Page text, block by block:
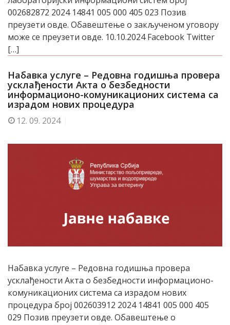
002682872 2024 14841 005 000 405 023 Позив
преузети овде. Обавештење о закљученом уговору
може се преузети овде. 10.10.2024 Facebook Twitter
[…]
Набавка услуге – Редовна годишња провера
усклађености Акта о безбедности
информационо-комуникационих система са
израдом нових процедура
12. 09. 2024
Набавка услуге – Редовна годишња провера
усклађености Акта о безбедности информационо-
комуникационих система са израдом нових
процедура број 002603912 2024 14841 005 000 405
029 Позив преузети овде. Обавештење о